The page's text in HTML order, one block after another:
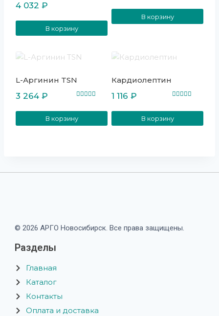
4 032 ₽
В корзину
В корзину
L-Аргинин TSN
3 264 ₽
В корзину
Кардиолептин
1 116 ₽
В корзину
© 2026 АРГО Новосибирск. Все права защищены.
Разделы
Главная
Каталог
Контакты
Оплата и доставка